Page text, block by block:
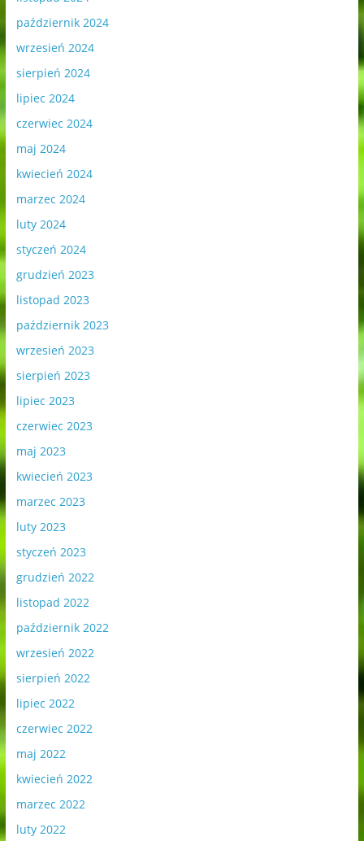
październik 2024
wrzesień 2024
sierpień 2024
lipiec 2024
czerwiec 2024
maj 2024
kwiecień 2024
marzec 2024
luty 2024
styczeń 2024
grudzień 2023
listopad 2023
październik 2023
wrzesień 2023
sierpień 2023
lipiec 2023
czerwiec 2023
maj 2023
kwiecień 2023
marzec 2023
luty 2023
styczeń 2023
grudzień 2022
listopad 2022
październik 2022
wrzesień 2022
sierpień 2022
lipiec 2022
czerwiec 2022
maj 2022
kwiecień 2022
marzec 2022
luty 2022